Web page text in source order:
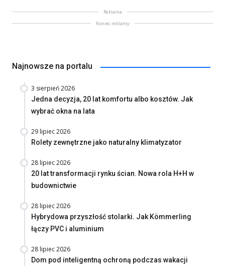
Reklama
Koniec reklamy
Najnowsze na portalu
3 sierpień 2026
Jedna decyzja, 20 lat komfortu albo kosztów. Jak
wybrać okna na lata
29 lipiec 2026
Rolety zewnętrzne jako naturalny klimatyzator
28 lipiec 2026
20 lat transformacji rynku ścian. Nowa rola H+H w
budownictwie
28 lipiec 2026
Hybrydowa przyszłość stolarki. Jak Kömmerling
łączy PVC i aluminium
28 lipiec 2026
Dom pod inteligentną ochroną podczas wakacji